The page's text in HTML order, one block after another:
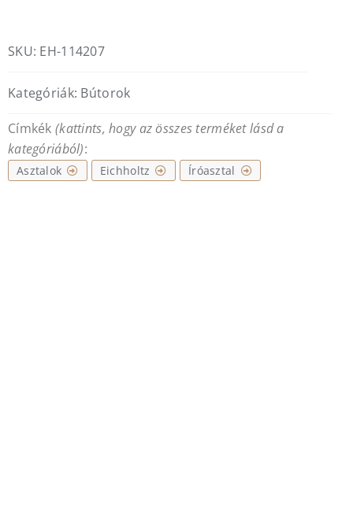
SKU: EH-114207
Kategóriák: Bútorok
Címkék (kattints, hogy az összes terméket lásd a
kategóriából):
Asztalok Eichholtz Íróasztal